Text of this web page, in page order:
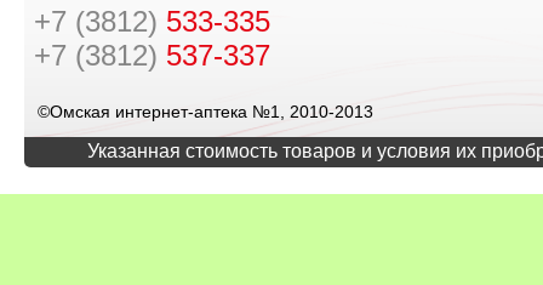
+7 (3812) 533-335
+7 (3812) 537-337
©Омская интернет-аптека №1, 2010-2013
Указанная стоимость товаров и условия их